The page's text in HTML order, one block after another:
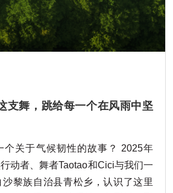
支舞，跳给每一个在风雨中坚
个关于气候韧性的故事？ 2025年
动者、舞者Taotao和Cici与我们一
黎族自治县青松乡，认识了这里